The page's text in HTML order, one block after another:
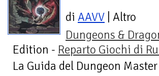
di AAVV | Altro
Dungeons &
Edition - Reparto Giochi di
La Guida del Dungeon